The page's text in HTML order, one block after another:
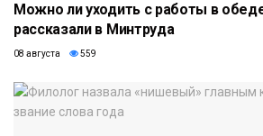
Можно ли уходить с работы в
рассказали в Минтруда
08 августа 559